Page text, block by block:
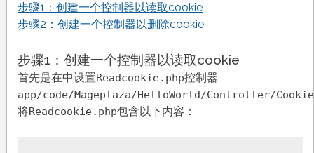
步骤1：创建一个控制器以读取cookie
步骤2：创建一个控制器以删除cookie
步骤1：创建一个控制器以读取cookie
首先是在中设置Readcookie.php控制器
app/code/Mageplaza/HelloWorld/Controller/Cookie
将Readcookie.php包含以下内容：